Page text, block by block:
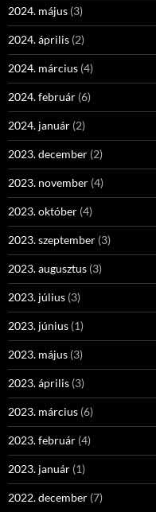
2024. május (3)
2024. április (2)
2024. március (4)
2024. február (6)
2024. január (2)
2023. december (2)
2023. november (4)
2023. október (4)
2023. szeptember (3)
2023. augusztus (3)
2023. július (3)
2023. június (1)
2023. május (3)
2023. április (3)
2023. március (6)
2023. február (4)
2023. január (1)
2022. december (7)